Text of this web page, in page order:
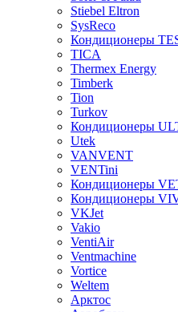
Stiebel Eltron
SysReco
Кондиционеры
TICA
Thermex Energy
Timberk
Tion
Turkov
Кондиционеры
Utek
VANVENT
VENTini
Кондиционеры
Кондиционеры
VKJet
Vakio
VentiAir
Ventmachine
Vortice
Weltem
Арктос